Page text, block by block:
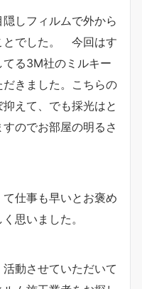
しフィルムで外から
とでした。 今回はす
てる3Ⅿ社のミルキー
きました。こちらの
えて、でも採光はと
のでお部屋の明るさ
仕事も早いとお褒め
思いました。
動させていただいて